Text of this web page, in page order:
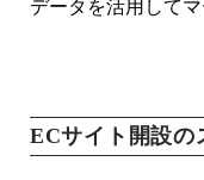
データを活用して
ECサイト開設の